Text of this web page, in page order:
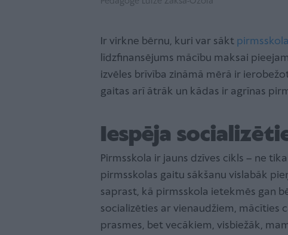
Ir virkne bērnu, kuri var sākt
līdzfinansējums mācību maksai
izvēles brīvība zināmā mērā ir
gaitas arī ātrāk un kādas ir agrīnas
Iespēja
Pirmsskola ir jauns dzīves cikls – ne
pirmsskolas gaitu sākšanu vislabāk
saprast, kā pirmsskola ietekmēs gan
socializēties ar vienaudžiem, mācīties
prasmes, bet vecākiem, visbiežāk,